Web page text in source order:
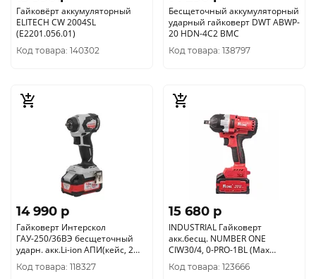
Гайковёрт аккумуляторный
ELITECH CW 2004SL
(E2201.056.01)
Код товара: 140302
Бесщеточный аккумуляторный
ударный гайковерт DWT ABWP-
20 HDN-4C2 BMC
Код товара: 138797
14 990 p
Гайковерт Интерскол
ГАУ-250/36ВЭ бесщеточный
ударн. акк.Li-ion АПИ(кейс, 2
акк.. 2, 0Ач, ЗУ)863.2.2.70
Код товара: 118327
15 680 p
INDUSTRIAL Гайковерт
акк.бесщ. NUMBER ONE
CIW30/4, 0-PRO-1BL (Max
500Nm, тип патрон 1/2,
МОДУЛЬ)
Код товара: 123666